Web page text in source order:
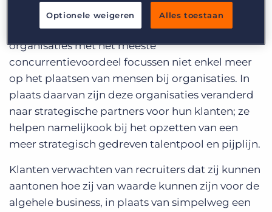
de wereld van het sourcen van talent is
ontzettend veranderd in de afgelopen jaren. De
organisaties met het meeste
concurrentievoordeel focussen niet enkel meer
op het plaatsen van mensen bij organisaties. In
plaats daarvan zijn deze organisaties veranderd
naar strategische partners voor hun klanten; ze
helpen namelijkook bij het opzetten van een
meer strategisch gedreven talentpool en pijplijn.
Klanten verwachten van recruiters dat zij kunnen
aantonen hoe zij van waarde kunnen zijn voor de
algehele business, in plaats van simpelweg een
Optionele weigeren Alles toestaan